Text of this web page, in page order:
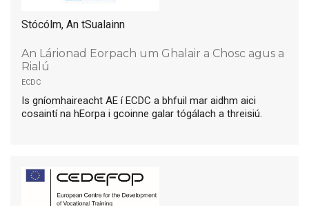
Stócólm, An tSualainn
An Lárionad Eorpach um Ghalair a Chosc agus a
Rialú
ecdc
Is gníomhaireacht AE í ECDC a bhfuil mar aidhm aici
cosaintí na hEorpa i gcoinne galar tógálach a threisiú.